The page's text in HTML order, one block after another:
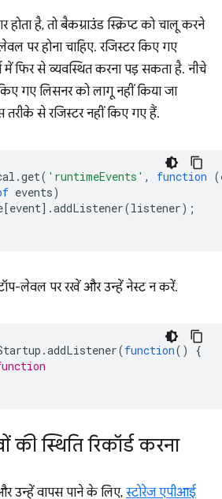
होता है, तो बैकग्राउंड स्क्रिप्ट को चालू करने
पर होना चाहिए. रजिस्टर किए गए
में फिर से व्यवस्थित करना पड़ सकता है. नीचे
गए लिसनर को लागू नहीं किया जा
तरीके से रजिस्टर नहीं किए गए हैं.
.get( 'runtimeEvents' , function (
events)
[event].addListener(listener);
लेवल पर रखें और उन्हें नेस्ट न करें.
.addListener(function()
{
की स्थिति रिकॉर्ड करना
उन्हें वापस पाने के लिए, स्टोरेज एपीआई